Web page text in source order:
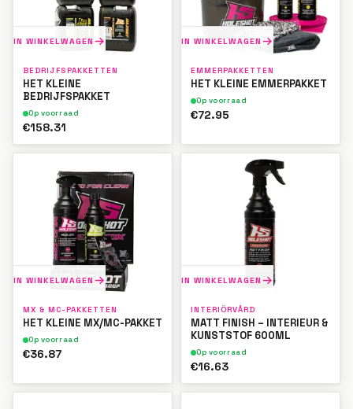
IN WINKELWAGEN
BEDRIJFSPAKKETTEN
HET KLEINE
BEDRIJFSPAKKET
Op voorraad
€158.31
IN WINKELWAGEN
EMMERPAKKETTEN
HET KLEINE EMMERPAKKET
Op voorraad
€72.95
IN WINKELWAGEN
MX & MC-PAKKETTEN
HET KLEINE MX/MC-PAKKET
Op voorraad
€36.87
IN WINKELWAGEN
INTERIÖRVÅRD
MATT FINISH – INTERIEUR &
KUNSTSTOF 600ML
Op voorraad
€16.63